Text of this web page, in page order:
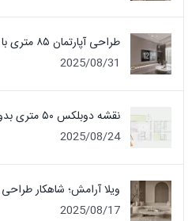
طراحی آپارتمان ۸۵ متری با دکوراسیون مینیمال
2025/08/31
نقشه دوبلکس ۵۰ متری بدون پرتی (50+50)
2025/08/24
ویلا آرامش؛ شاهکار
2025/08/17